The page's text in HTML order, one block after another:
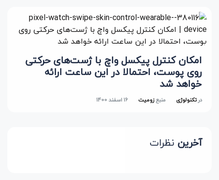
امکان کنترل پیکسل واچ با ژست‌های حرکتی
روی پوست، احتمالا در این ساعت ارائه
خواهد شد
درتکنولوژی منبعزومیت 16 اسفند 1400
آخرین نظرات